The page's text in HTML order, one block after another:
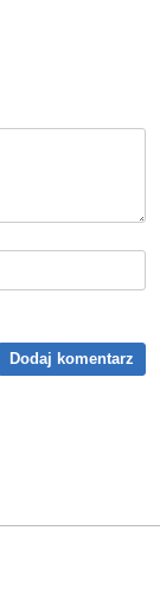
Dodaj komentarz